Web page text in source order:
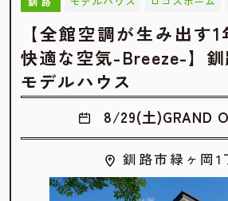
【全館空調が生み出す
快適な空気-Breeze-】釧
モデルハウス
8/29(土)GRAND
釧路市緑ヶ岡1